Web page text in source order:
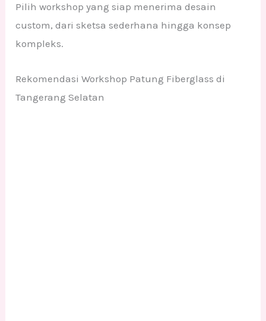
Pilih workshop yang siap menerima desain
custom, dari sketsa sederhana hingga konsep
kompleks.
Rekomendasi Workshop Patung Fiberglass di
Tangerang Selatan